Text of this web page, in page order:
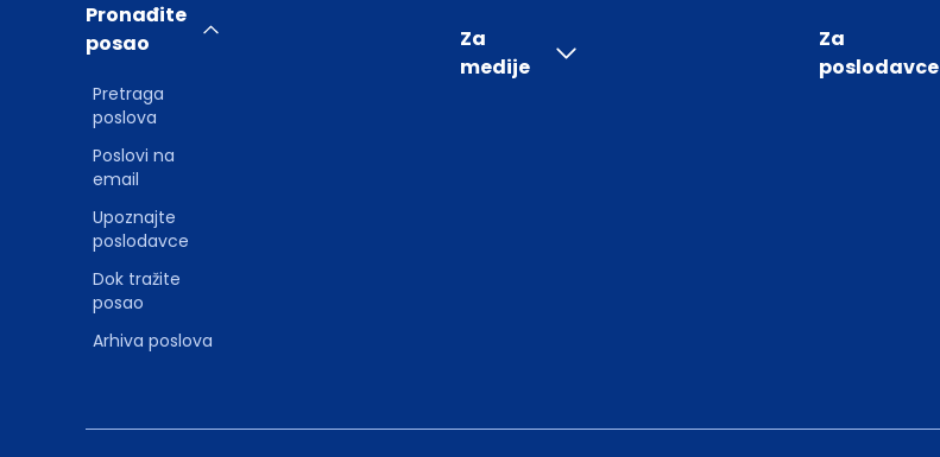
Pronađite
posao
Pretraga
poslova
Poslovi na
email
Upoznajte
poslodavce
Dok tražite
posao
Arhiva poslova
Za
medije
Za
poslodavce